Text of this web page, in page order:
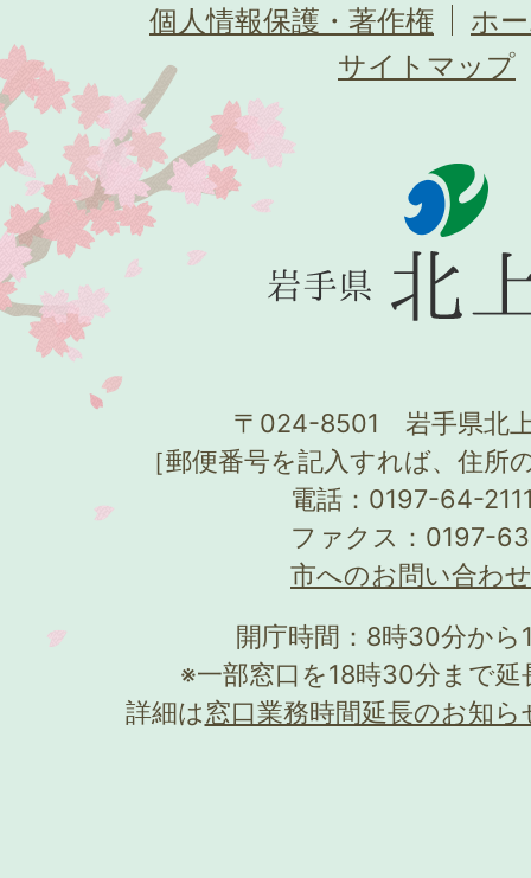
個人情報保護・著作権
ホ
サイトマップ
〒024-8501 岩手県北
［郵便番号を記入すれば、住所
電話：0197-64-
ファクス：0197-
市へのお問い合わ
開庁時間：8時30分か
※一部窓口を18時30分まで
詳細は窓口業務時間延長のお知ら